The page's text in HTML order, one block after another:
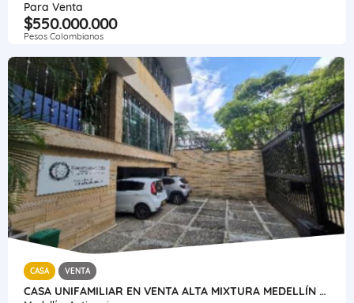
Para Venta
$550.000.000
Pesos Colombianos
CASA VENTA
CASA UNIFAMILIAR EN VENTA ALTA MIXTURA MEDELLÍN PRADO CENTRO